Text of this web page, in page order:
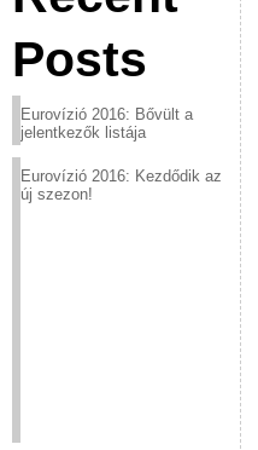
Posts
Eurovízió 2016: Bővült a
jelentkezők listája
Eurovízió 2016: Kezdődik az
új szezon!